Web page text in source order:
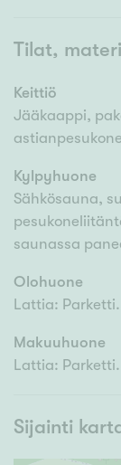
Tilat,
Keittiö
Jääkaappi,
Kylpyhuone
Sähkösauna,
saunassa
Olohuone
Lattia:
Makuuhuone
Lattia:
Sijainti